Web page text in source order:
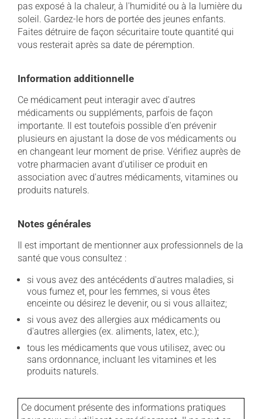
pas exposé à la chaleur, à l'humidité ou à la lumière du
soleil. Gardez-le hors de portée des jeunes enfants.
Faites détruire de façon sécuritaire toute quantité qui
vous resterait après sa date de péremption.
Information additionnelle
Ce médicament peut interagir avec d'autres
médicaments ou suppléments, parfois de façon
importante. Il est toutefois possible d'en prévenir
plusieurs en ajustant la dose de vos médicaments ou
en changeant leur moment de prise. Vérifiez auprès de
votre pharmacien avant d'utiliser ce produit en
association avec d'autres médicaments, vitamines ou
produits naturels.
Notes générales
Il est important de mentionner aux professionnels de la
santé que vous consultez :
si vous avez des antécédents d'autres maladies, si
vous fumez et, pour les femmes, si vous êtes
enceinte ou désirez le devenir, ou si vous allaitez;
si vous avez des allergies aux médicaments ou
d'autres allergies (ex. aliments, latex, etc.);
tous les médicaments que vous utilisez, avec ou
sans ordonnance, incluant les vitamines et les
produits naturels.
Ce document présente des informations pratiques